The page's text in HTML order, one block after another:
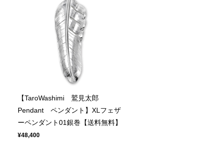
【TaroWashimi 鷲見太郎
Pendant ペンダント】XLフェザ
ーペンダント01銀巻【送料無料】
¥48,400